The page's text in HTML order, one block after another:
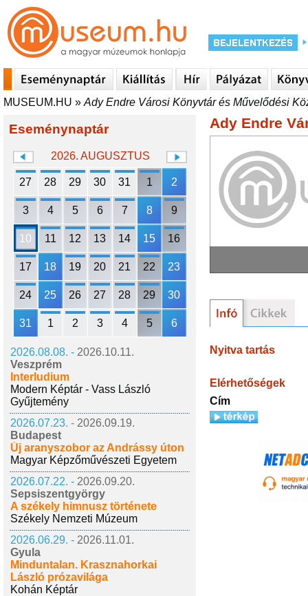
MUSEUM.HU » Ady Endre Városi Könyvtár és Művelődési
Eseménynaptár
2026. AUGUSZTUS
27 28 29 30 31 1 2
3 4 5 6 7 8 9
10 11 12 13 14 15 16
17 18 19 20 21 22 23
24 25 26 27 28 29 30
31 1 2 3 4 5 6
2026.08.08. - 2026.10.11.
Veszprém
Interludium
Modern Képtár - Vass László
Gyűjtemény
2026.07.23. - 2026.09.19.
Budapest
Új aranyszobor az Andrássy úton
Magyar Képzőművészeti Egyetem
2026.07.22. - 2026.09.20.
Sepsiszentgyörgy
A székely himnusz története
Székely Nemzeti Múzeum
2026.06.29. - 2026.11.01.
Gyula
Minduntalan. Krasznahorkai
László prózavilága
Kohán Képtár
Ady Endre
Nyitva tartás
Elérhetőségek
Cím